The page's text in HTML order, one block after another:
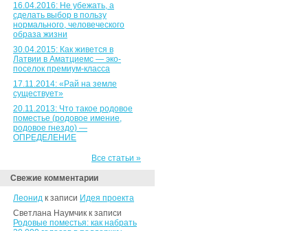
16.04.2016: Не убежать, а
сделать выбор в пользу
нормального, человеческого
образа жизни
30.04.2015: Как живется в
Латвии в Аматциемс — эко-
поселок премиум-класса
17.11.2014: «Рай на земле
существует»
20.11.2013: Что такое родовое
поместье (родовое имение,
родовое гнездо) —
ОПРЕДЕЛЕНИЕ
Все статьи »
Свежие комментарии
Леонид к записи Идея проекта
Светлана Наумчик к записи
Родовые поместья: как набрать